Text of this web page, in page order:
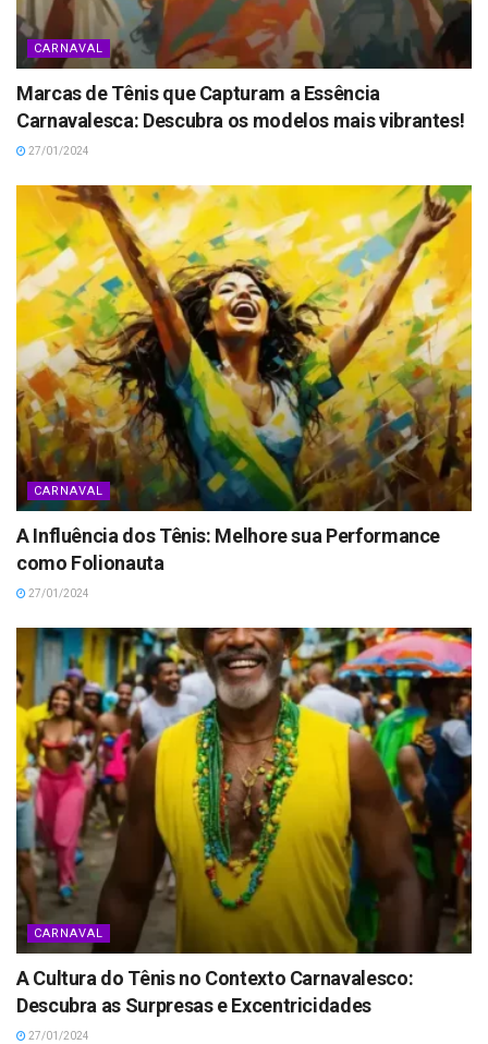
CARNAVAL
Marcas de Tênis que Capturam a Essência
Carnavalesca: Descubra os modelos mais vibrantes!
27/01/2024
CARNAVAL
A Influência dos Tênis: Melhore sua Performance
como Folionauta
27/01/2024
CARNAVAL
A Cultura do Tênis no Contexto Carnavalesco:
Descubra as Surpresas e Excentricidades
27/01/2024